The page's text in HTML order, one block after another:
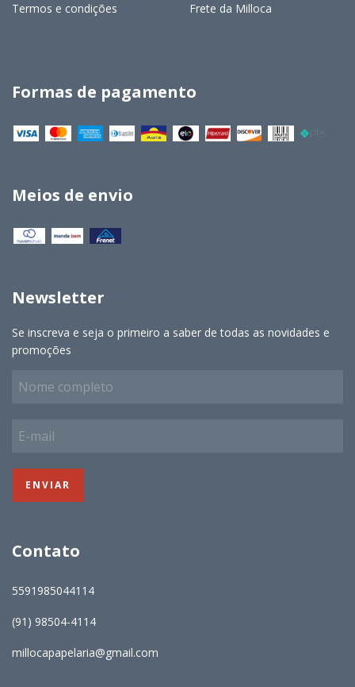
Termos e condições Frete da Milloca
Formas de pagamento
Meios de envio
Newsletter
Se inscreva e seja o primeiro a saber de todas as novidades e
promoções
Contato
5591985044114
(91) 98504-4114
millocapapelaria@gmail.com